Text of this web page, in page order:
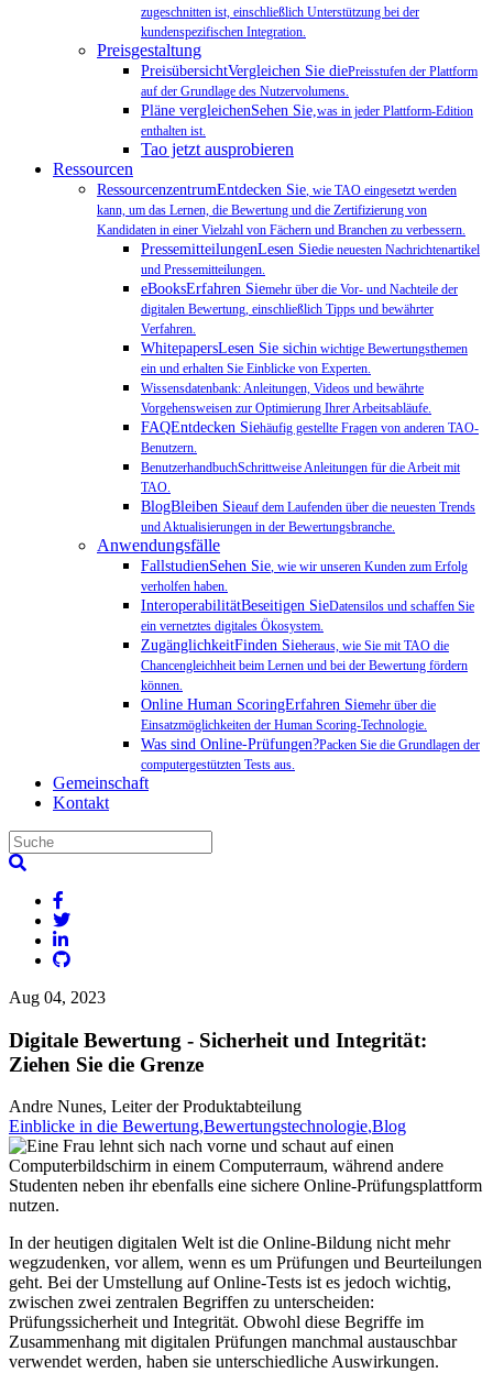
zugeschnitten ist, einschließlich Unterstützung bei der
kundenspezifischen Integration.
Preisgestaltung
PreisübersichtVergleichen Sie diePreisstufen der Plattform
auf der Grundlage des Nutzervolumens.
Pläne vergleichenSehen Sie,was in jeder Plattform-Edition
enthalten ist.
Tao jetzt ausprobieren
Ressourcen
RessourcenzentrumEntdecken Sie, wie TAO eingesetzt werden
kann, um das Lernen, die Bewertung und die Zertifizierung von
Kandidaten in einer Vielzahl von Fächern und Branchen zu verbessern.
PressemitteilungenLesen Siedie neuesten Nachrichtenartikel
und Pressemitteilungen.
eBooksErfahren Siemehr über die Vor- und Nachteile der
digitalen Bewertung, einschließlich Tipps und bewährter
Verfahren.
WhitepapersLesen Sie sichin wichtige Bewertungsthemen
ein und erhalten Sie Einblicke von Experten.
Wissensdatenbank: Anleitungen, Videos und bewährte
Vorgehensweisen zur Optimierung Ihrer Arbeitsabläufe.
FAQEntdecken Siehäufig gestellte Fragen von anderen TAO-
Benutzern.
BenutzerhandbuchSchrittweise Anleitungen für die Arbeit mit
TAO.
BlogBleiben Sieauf dem Laufenden über die neuesten Trends
und Aktualisierungen in der Bewertungsbranche.
Anwendungsfälle
FallstudienSehen Sie, wie wir unseren Kunden zum Erfolg
verholfen haben.
InteroperabilitätBeseitigen SieDatensilos und schaffen Sie
ein vernetztes digitales Ökosystem.
ZugänglichkeitFinden Sieheraus, wie Sie mit TAO die
Chancengleichheit beim Lernen und bei der Bewertung fördern
können.
Online Human ScoringErfahren Siemehr über die
Einsatzmöglichkeiten der Human Scoring-Technologie.
Was sind Online-Prüfungen?Packen Sie die Grundlagen der
computergestützten Tests aus.
Gemeinschaft
Kontakt
Aug 04, 2023
Digitale Bewertung - Sicherheit und Integrität:
Ziehen Sie die Grenze
Andre Nunes, Leiter der Produktabteilung
Einblicke in die Bewertung,Bewertungstechnologie,Blog
In der heutigen digitalen Welt ist die Online-Bildung nicht mehr
wegzudenken, vor allem, wenn es um Prüfungen und Beurteilungen
geht. Bei der Umstellung auf Online-Tests ist es jedoch wichtig,
zwischen zwei zentralen Begriffen zu unterscheiden:
Prüfungssicherheit und Integrität. Obwohl diese Begriffe im
Zusammenhang mit digitalen Prüfungen manchmal austauschbar
verwendet werden, haben sie unterschiedliche Auswirkungen.